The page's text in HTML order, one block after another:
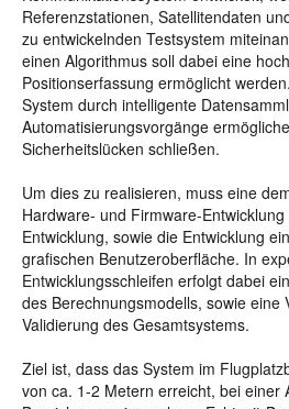
Referenzstationen, Satellitendaten
zu entwickelnden Testsystem
einen Algorithmus soll dabei eine
Positionserfassung ermöglicht
System durch intelligente
Automatisierungsvorgänge
Sicherheitslücken schließen.
Um dies zu realisieren, muss eine
Hardware- und Firmware-
Entwicklung, sowie die Entwicklung
grafischen Benutzeroberfläche. In
Entwicklungsschleifen erfolgt dabei
des Berechnungsmodells, sowie eine
Validierung des Gesamtsystems.
Ziel ist, dass das System im
von ca. 1-2 Metern erreicht, bei einer